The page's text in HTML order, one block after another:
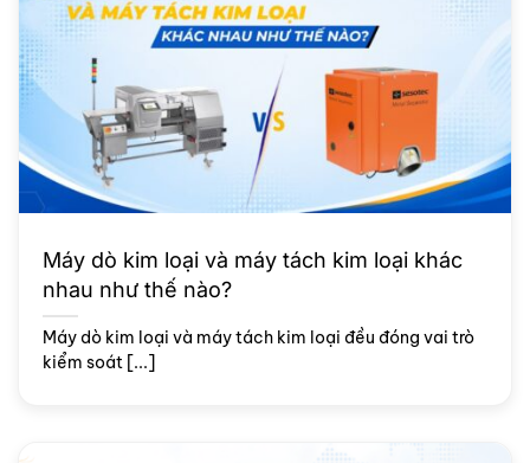
Máy dò kim loại và máy tách kim loại khác
nhau như thế nào?
Máy dò kim loại và máy tách kim loại đều đóng vai trò
kiểm soát [...]